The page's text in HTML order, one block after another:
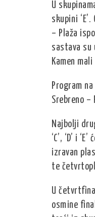
U
skupini
– Plaža
sastava su
Kamen
Program
Srebreno –
Najbolji
‘C’, ‘D’ i
izravan
te
U
osmine